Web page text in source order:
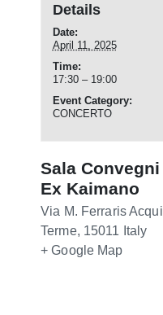
Details
Date:
April 11, 2025
Time:
17:30 – 19:00
Event Category:
CONCERTO
Sala Convegni
Ex Kaimano
Via M. FerrarisAcqui
Terme, 15011 Italy
+ Google Map